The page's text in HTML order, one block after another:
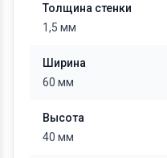
Толщина стенки
1,5 мм
Ширина
60 мм
Высота
40 мм